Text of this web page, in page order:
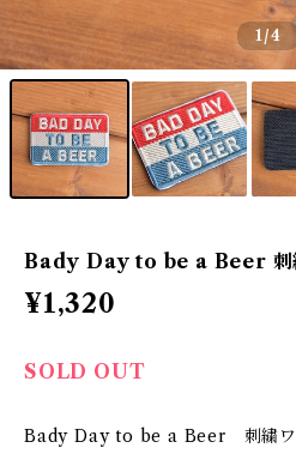
1/4
Bady Day to be a Beer 刺
¥1,320
SOLD OUT
Bady Day to be a Beer 刺繍ワ